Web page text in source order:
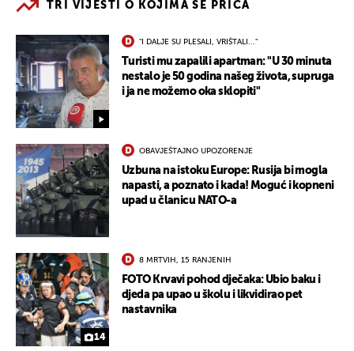
TRI VIJESTI O KOJIMA SE PRIČA
"I DALJE SU PLESALI, VRIŠTALI..."
Turisti mu zapalili apartman: "U 30 minuta
nestalo je 50 godina našeg života, supruga
i ja ne možemo oka sklopiti"
OBAVJEŠTAJNO UPOZORENJE
Uzbuna na istoku Europe: Rusija bi mogla
napasti, a poznato i kada! Moguć i kopneni
upad u članicu NATO-a
14
8 MRTVIH, 15 RANJENIH
FOTO Krvavi pohod dječaka: Ubio baku i
djeda pa upao u školu i likvidirao pet
nastavnika